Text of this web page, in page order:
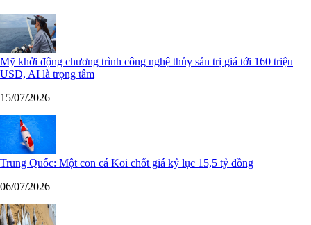
Mỹ khởi động chương trình công nghệ thủy sản trị giá tới 160 triệu
USD, AI là trọng tâm
15/07/2026
Trung Quốc: Một con cá Koi chốt giá kỷ lục 15,5 tỷ đồng
06/07/2026